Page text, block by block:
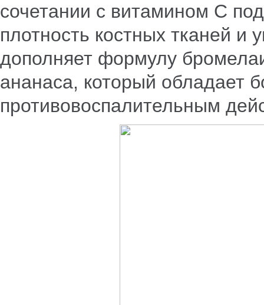
сочетании с витамином С
плотность костных тканей и
дополняет формулу
ананаса, который обладает
противовоспалительным